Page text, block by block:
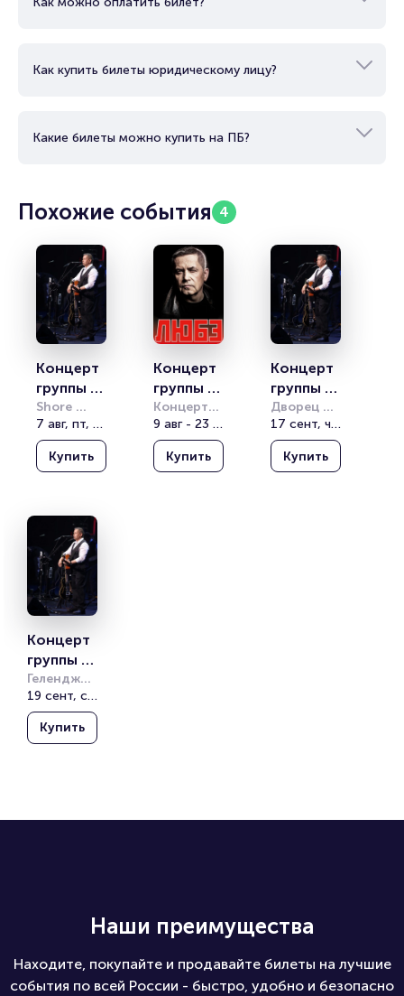
Как купить билеты юридическому лицу?
Какие билеты можно купить на ПБ?
Похожие события 4
Концерт
группы
Любэ
Shore
House
7 авг, пт, 19:00
Купить
Концерт
группы
ЛЮБЭ
Концертный
зал
Фестивальный
9 авг - 23 сент
Купить
Концерт
группы
Любэ
Дворец
культуры
имени
Карла
Маркса
17 сент, чт, 20:00
Купить
Концерт
группы
Любэ
Геленджик
Арена
19 сент, сб, 20:00
Купить
Наши преимущества
Находите, покупайте и продавайте билеты на лучшие
события по всей России - быстро, удобно и безопасно